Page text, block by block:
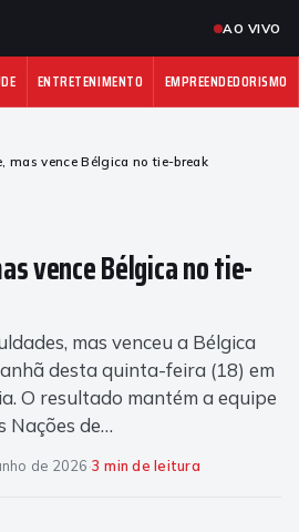
AO VIVO
ENTRETENIMENTO EMPREENDEDORISMO
mas vence Bélgica no tie-break
vence Bélgica no tie-
mas venceu a Bélgica
desta quinta-feira (18) em
O resultado mantém a equipe
Nações de…
de 2026·3 min de leitura